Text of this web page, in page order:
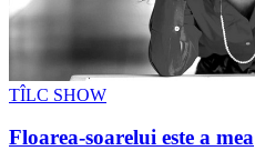
TÎLC SHOW
Floarea-soarelui este a mea